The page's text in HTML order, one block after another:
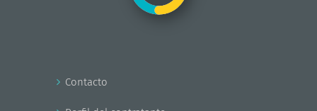
Contacto